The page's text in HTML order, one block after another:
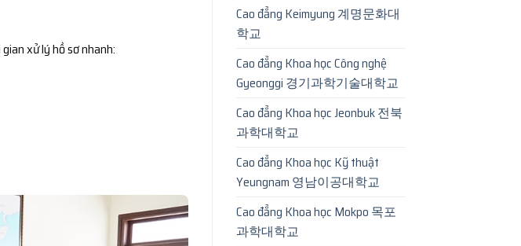
xử lý hồ sơ nhanh:
Cao đẳng Keimyung 계명문화대
학교
Cao đẳng Khoa học Công nghệ
Gyeonggi 경기과학기술대학교
Cao đẳng Khoa học Jeonbuk 전북
과학대학교
Cao đẳng Khoa học Kỹ thuật
Yeungnam 영남이공대학교
Cao đẳng Khoa học Mokpo 목포
과학대학교